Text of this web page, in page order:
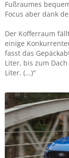
Fußraumes
Focus aber dank
Der Kofferraum
einige
fasst das
Liter, bis zum
Liter. (...)"